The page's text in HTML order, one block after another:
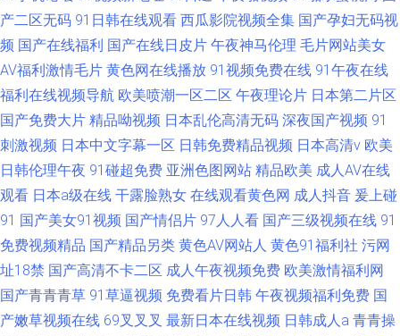
产二区无码 91日韩在线观看 西瓜影院视频全集 国产孕妇无码视
频 国产在线福利 国产在线日皮片 午夜神马伦理 毛片网站美女
AV福利激情毛片 黄色网在线播放 91视频免费在线 91午夜在线
福利在线视频导航 欧美喷潮一区二区 午夜理论片 日本第二片区
国产免费大片 精品呦视频 日本乱伦高清无码 深夜国产视频 91
刺激视频 日本中文字幕一区 日韩免费精品视频 日本高清v 欧美
日韩伦理午夜 91碰超免费 亚洲色图网站 精品欧美 成人AV在线
观看 日本a级在线 干露脸熟女 在线观看黄色网 成人抖音 爰上碰
91 国产美女91视频 国产情侣片 97人人看 国产三级视频在线 91
免费视频精品 国产精品另类 黄色AV网站人 黄色91福利社 污网
址18禁 国产高清不卡二区 成人午夜视频免费 欧美激情福利网
国产青青青草 91草逼视频 免费看片日韩 午夜视频福利免费 国
产嫩草视频在线 69叉叉叉 最新日本在线视频 日韩成人a 青青操